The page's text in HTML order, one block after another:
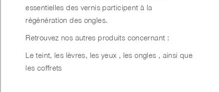
essentielles des vernis participent à la
régénération des ongles.
Retrouvez nos autres produits concernant :
Le teint, les lèvres, les yeux , les ongles , ainsi que
les coffrets